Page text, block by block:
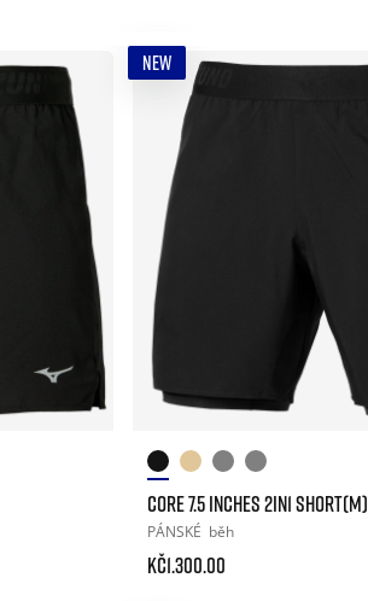
NEW
CORE 7.5 INCHES 2IN1 SHORT(M)
PÁNSKÉ běh
Kč1.300.00